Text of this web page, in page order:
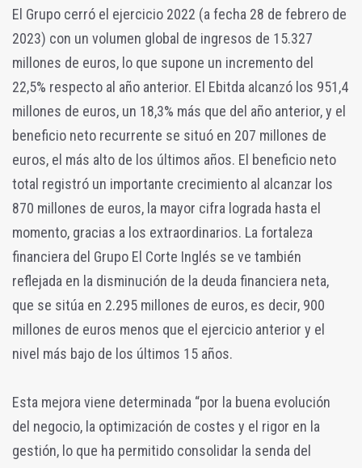
El Grupo cerró el ejercicio 2022 (a fecha 28 de febrero de
2023) con un volumen global de ingresos de 15.327
millones de euros, lo que supone un incremento del
22,5% respecto al año anterior. El Ebitda alcanzó los 951,4
millones de euros, un 18,3% más que del año anterior, y el
beneficio neto recurrente se situó en 207 millones de
euros, el más alto de los últimos años. El beneficio neto
total registró un importante crecimiento al alcanzar los
870 millones de euros, la mayor cifra lograda hasta el
momento, gracias a los extraordinarios. La fortaleza
financiera del Grupo El Corte Inglés se ve también
reflejada en la disminución de la deuda financiera neta,
que se sitúa en 2.295 millones de euros, es decir, 900
millones de euros menos que el ejercicio anterior y el
nivel más bajo de los últimos 15 años.
Esta mejora viene determinada “por la buena evolución
del negocio, la optimización de costes y el rigor en la
gestión, lo que ha permitido consolidar la senda del